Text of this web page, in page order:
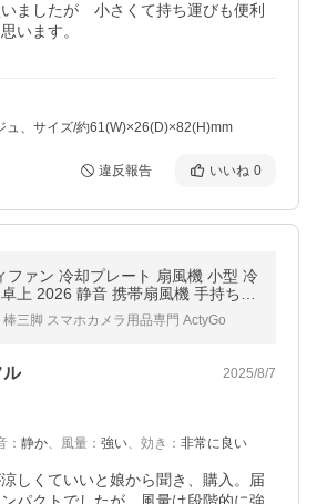
ましたが　小さくて持ち運びも便利
います。
ュ、サイズ/約61(W)×26(D)×82(H)mm
違反報告 いいね 0
ファン 冷却プレート 扇風機 小型 冷
上 2026 静音 携帯扇風機 手持ち扇
棒三脚 スマホカメラ用品専門 ActyGo
ル 2025/8/7
： 静か、 風量 ： 強い、 効き ： 非常に良い
しくていいと娘から聞き、購入。届